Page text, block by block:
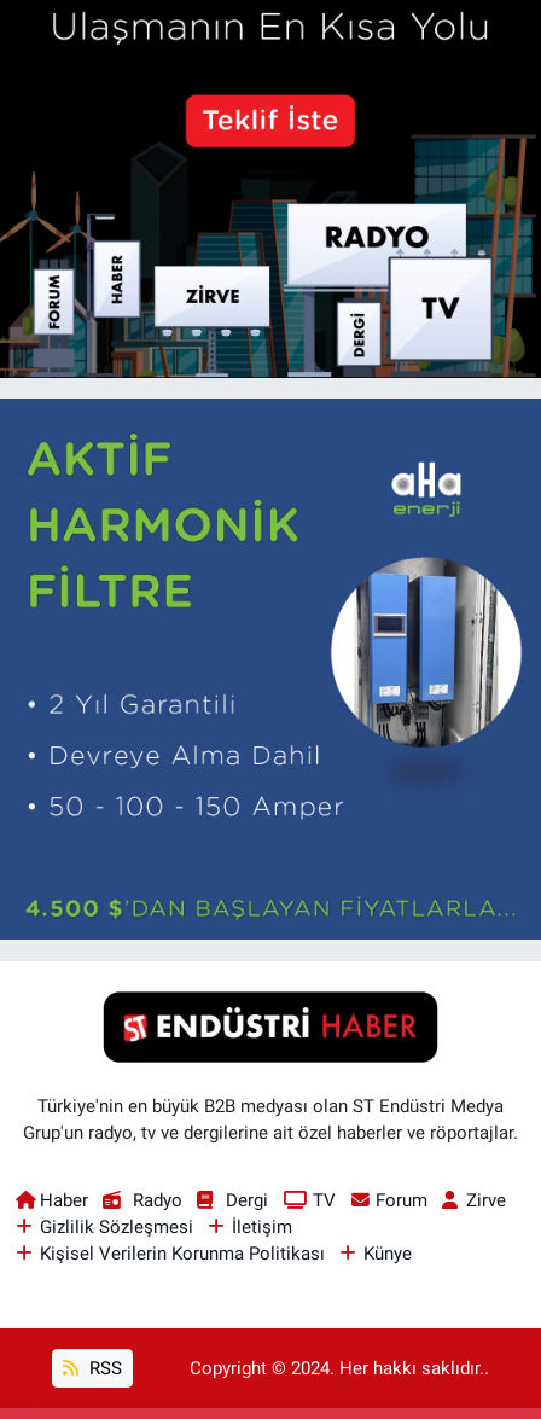
Türkiye'nin en büyük B2B medyası olan ST Endüstri Medya
Grup'un radyo, tv ve dergilerine ait özel haberler ve röportajlar.
Haber Radyo Dergi TV Forum
Zirve
Gizlilik Sözleşmesi
İletişim
Kişisel Verilerin Korunma Politikası
Künye
RSS Copyright © 2024. Her hakkı saklıdır..